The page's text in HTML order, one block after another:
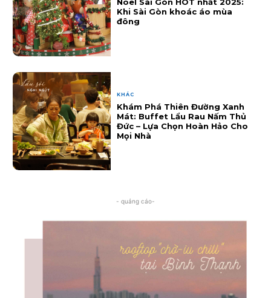
Noel Sài Gòn HOT nhất 2025:
Khi Sài Gòn khoác áo mùa
đông
KHÁC
Khám Phá Thiên Đường Xanh
Mát: Buffet Lẩu Rau Nấm Thủ
Đức – Lựa Chọn Hoàn Hảo Cho
Mọi Nhà
- quảng cáo-